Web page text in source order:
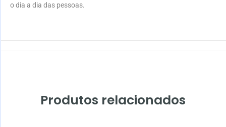
o dia a dia das pessoas.
Produtos relacionados